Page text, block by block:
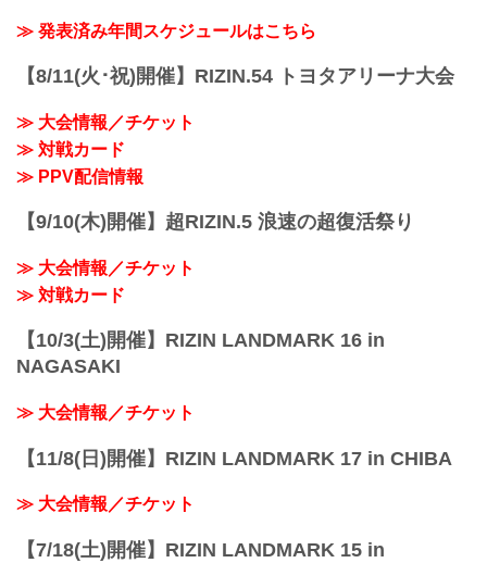
youtu.be
吉成 前回は12月のRIZINに出場して、今
youtu.be
【5/12更新】開催日延期に関して
5月30日（日）丸善インテックアリーナ大
阪にて開催を予定しておりましたYogibo
≫ 発表済み年間スケジュールはこちら
【8/11(火･祝)開催】RIZIN.54 トヨタアリーナ大会
≫ 大会情報／チケット
≫ 対戦カード
≫ PPV配信情報
【9/10(木)開催】超RIZIN.5 浪速の超復活祭り
≫ 大会情報／チケット
≫ 対戦カード
【10/3(土)開催】RIZIN LANDMARK 16 in
NAGASAKI
≫ 大会情報／チケット
【11/8(日)開催】RIZIN LANDMARK 17 in CHIBA
≫ 大会情報／チケット
【7/18(土)開催】RIZIN LANDMARK 15 in